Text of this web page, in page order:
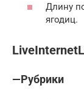
Длину
ягодиц.
—Рубрики